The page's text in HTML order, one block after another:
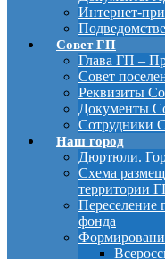
Интернет-
Совет ГП
Глава ГП –
Совет
Реквизиты
Документы
Сотрудники
Наш город
Дюртюли.
Схема
территории
Переселение
фонда